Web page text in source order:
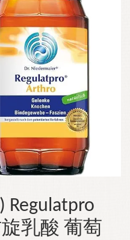
乳酸 葡萄